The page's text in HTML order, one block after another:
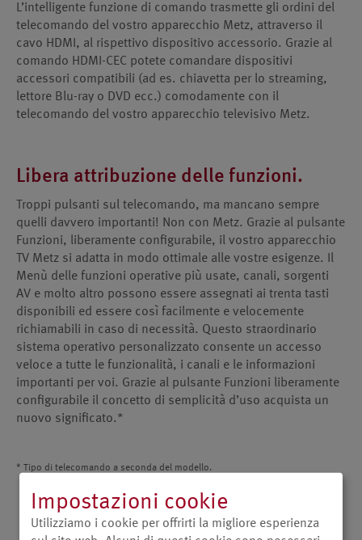
L’intelligente funzione di comando trasmette gli ordini del
telecomando del vostro apparecchio Metz, attraverso il
cavo HDMI, al rispettivo dispositivo accessorio. Grazie al
comando HDMI-CEC potete comandare dispositivi
accessori compatibili (ad es. chiavetta per lo streaming,
lettore Blu-ray o DVD ecc.) comodamente con il
telecomando del vostro apparecchio televisivo Metz.
Libera attribuzione delle funzioni.
Troppi pulsanti sul telecomando, ma mancano sempre
quelli davvero importanti! Non con Metz. Grazie al pulsante
Funzioni, liberamente configurabile, il vostro apparecchio
TV Metz si adatta in modo ottimale alle vostre esigenze. Il
Menù delle funzioni operative più usate, canali, sorgenti
AV e molto altro possono essere assegnati ai trenta tasti
disponibili ed essere così facilmente e velocemente
richiamabili in caso di necessità. Questo straordinario
sistema operativo personalizzato consente un accesso
veloce a tutte le funzionalità, i canali e le informazioni
importanti per voi. Grazie al pulsante Funzioni liberamente
configurabile il concetto di semplicità d’uso acquista un
nuovo significato.*
* Tipo di telecomando a seconda del modello.
Impostazioni cookie
Utilizziamo i cookie per offrirti la migliore esperienza